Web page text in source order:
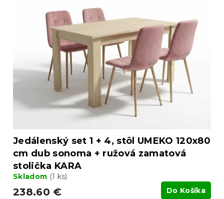
od
u
Jedálenský set 1 + 4, stôl UMEKO 120x80
cm dub sonoma + ružová zamatová
stolička KARA
Skladom (1 ks)
238.60 € Do Košíka